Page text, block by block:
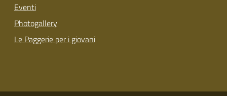
Eventi
Photogallery
Le Paggerie per i giovani